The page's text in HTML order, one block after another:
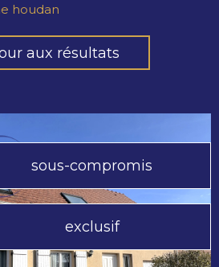
houdan
aux résultats
sous-compromis
exclusif